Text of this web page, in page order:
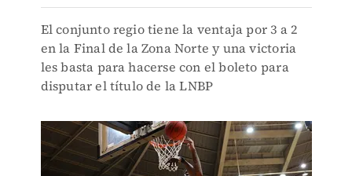
El conjunto regio tiene la ventaja por 3 a 2
en la Final de la Zona Norte y una victoria
les basta para hacerse con el boleto para
disputar el título de la LNBP